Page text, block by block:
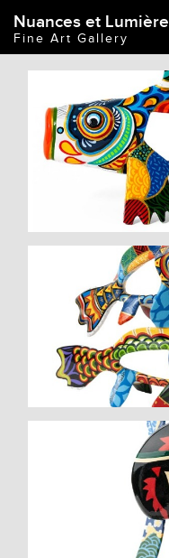
Nuances et Lumière
Fine Art Gallery